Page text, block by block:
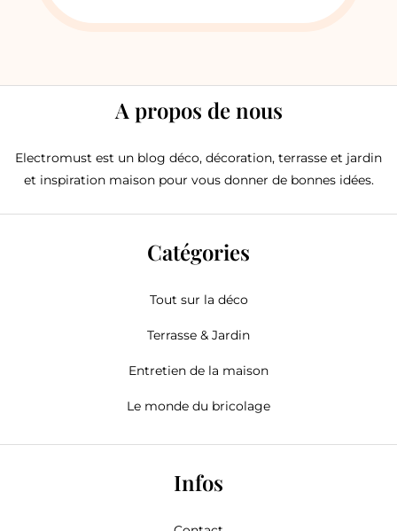
A propos de nous
Electromust est un blog déco, décoration, terrasse et jardin
et inspiration maison pour vous donner de bonnes idées.
Catégories
Tout sur la déco
Terrasse & Jardin
Entretien de la maison
Le monde du bricolage
Infos